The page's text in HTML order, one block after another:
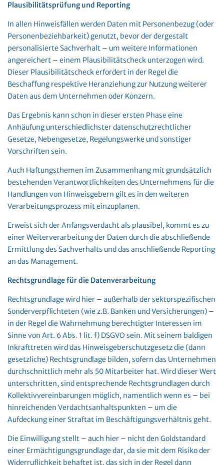
Plausibilitätsprüfung und Reporting
In allen Hinweisfällen werden Daten mit Personenbezug (oder
Personenbeziehbarkeit) genutzt, bevor der dergestalt
personalisierte Sachverhalt – um weitere Informationen
angereichert – einem Plausibilitätscheck unterzogen wird.
Dieser Plausibilitätscheck erfordert in der Regel die
Beschaffung respektive Heranziehung zur Nutzung weiterer
Daten aus dem Unternehmen oder Konzern.
Das Ergebnis kann schon in dieser ersten Phase eine
Anhäufung unterschiedlichster datenschutzrechtlicher
Gesetze, Nebengesetze, Regelungswerke und sonstiger
Vorschriften sein.
Auch Haftungsthemen im Zusammenhang mit grundsätzlich
bestehenden Verantwortlichkeiten des Unternehmens für die
Handlungen von Hinweisgebern gilt es in den weiteren
Verarbeitungsprozess mit einzuplanen.
Erweist sich der Anfangsverdacht als plausibel, kommt es zu
einer Weiterverarbeitung der Daten durch die abschließende
Ermittlung des Sachverhalts und das anschließende Reporting
an das Management.
Rechtsgrundlage für die Datenverarbeitung
Rechtsgrundlage wird hier – außerhalb der sektorspezifischen
Sonderverpflichteten (wie z.B. Banken und Versicherungen) –
in der Regel die Wahrnehmung berechtigter Interessen im
Sinne von Art. 6 Abs. 1 lit. f) DSGVO sein. Mit seinem baldigen
Inkrafttreten wird das Hinweisgeberschutzgesetz die (dann
gesetzliche) Rechtsgrundlage bilden, sofern das Unternehmen
durchschnittlich mehr als 50 Mitarbeiter hat. Wird dieser Wert
unterschritten, sind entsprechende Rechtsgrundlagen durch
Kollektivvereinbarungen möglich, namentlich wenn es – bei
hinreichenden Verdachtsanhaltspunkten – um die
Aufdeckung einer Straftat im Beschäftigungsverhältnis geht.
Die Einwilligung stellt – auch hier – nicht den Goldstandard
einer Ermächtigungsgrundlage dar, da sie mit dem Risiko der
Widerruflichkeit behaftet ist, das sich in der Regel dann